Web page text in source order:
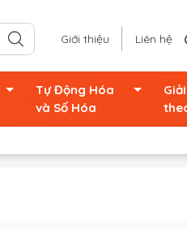
Giới thiệu Liên hệ
Tự Động Hóa
và Số Hóa